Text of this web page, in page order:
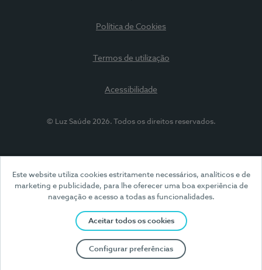
Este website utiliza cookies estritamente necessários, analíticos e de
marketing e publicidade, para lhe oferecer uma boa experiência de
navegação e acesso a todas as funcionalidades.
Aceitar todos os cookies
Configurar preferências
Política de Cookies
Termos de utilização
Acessibilidade
© Luz Saúde 2026. Todos os direitos reservados.